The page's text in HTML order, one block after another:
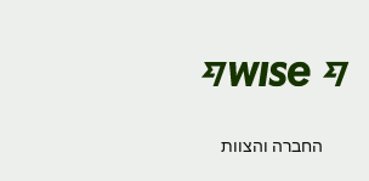
החברה והצוות